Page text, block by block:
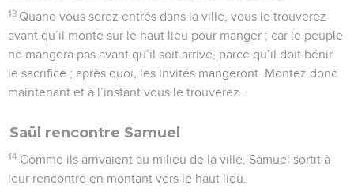
13 Quand vous serez entrés dans la ville, vous le trouverez
avant qu’il monte sur le haut lieu pour manger ; car le peuple
ne mangera pas avant qu’il soit arrivé, parce qu’il doit bénir
le sacrifice ; après quoi, les invités mangeront. Montez donc
maintenant et à l’instant vous le trouverez.
Saül rencontre Samuel
14 Comme ils arrivaient au milieu de la ville, Samuel sortit à
leur rencontre en montant vers le haut lieu.